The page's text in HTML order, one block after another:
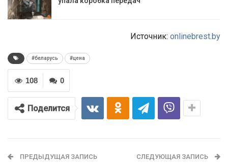
Источник: onlinebrest.by
#беларусь #цена
0
108
Поделится
ПРЕДЫДУЩАЯ ЗАПИСЬ СЛЕДУЮЩАЯ ЗАПИСЬ